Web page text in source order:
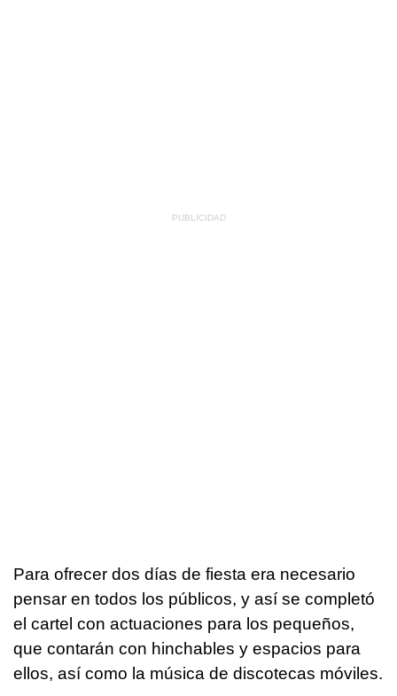
Para ofrecer dos días de fiesta era necesario
pensar en todos los públicos, y así se completó
el cartel con actuaciones para los pequeños,
que contarán con hinchables y espacios para
ellos, así como la música de discotecas móviles.